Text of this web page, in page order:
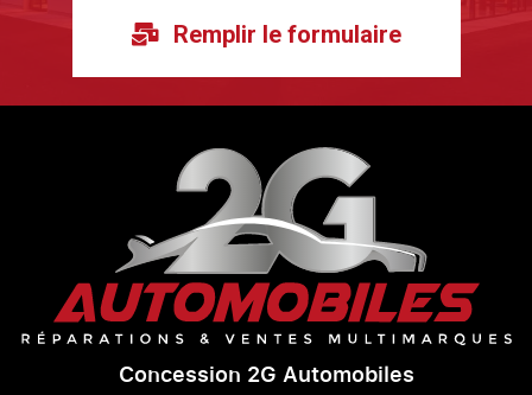
Remplir le formulaire
Concession 2G Automobiles